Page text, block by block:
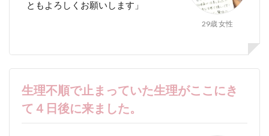
29歳 女性
ともよろしくお願いします」
生理不順で止まっていた生理がここにき
て４日後に来ました。